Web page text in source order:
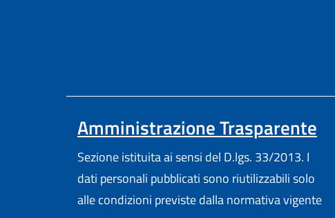
Amministrazione Trasparente
Sezione istituita ai sensi del D.lgs. 33/2013. I
dati personali pubblicati sono riutilizzabili solo
alle condizioni previste dalla normativa vigente